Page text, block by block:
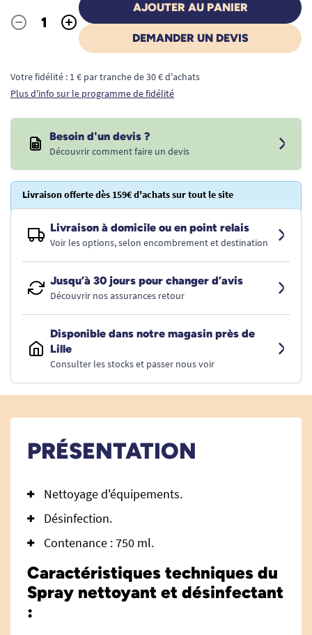
Quantité
- +
AJOUTER AU PANIER
DEMANDER UN DEVIS
Votre fidélité : 1 € par tranche de 30 € d'achats
Plus d'info sur le programme de fidélité
Besoin d'un devis ?
Découvrir comment faire un devis
Livraison offerte dès 159€ d'achats sur tout le site
Livraison à domicile ou en point relais
Voir les options, selon encombrement et destination
Jusqu’à 30 jours pour changer d’avis
Découvrir nos assurances retour
Disponible dans notre magasin près de
Lille
Consulter les stocks et passer nous voir
PRÉSENTATION
Nettoyage d'équipements.
Désinfection.
Contenance : 750 ml.
Caractéristiques techniques du
Spray nettoyant et désinfectant
: